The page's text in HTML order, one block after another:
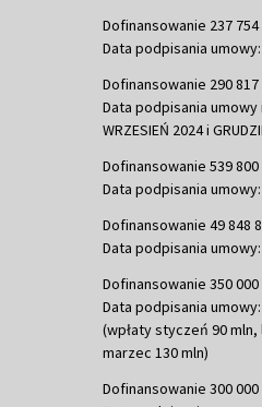
Dofinansowanie 237 754
Data podpisania umowy:
Dofinansowanie 290 817
Data podpisania umowy
WRZESIEŃ 2024 i
Dofinansowanie 539 800
Data podpisania umowy:
Dofinansowanie 49 848
Data podpisania umowy:
Dofinansowanie 350 000
Data podpisania umowy:
(wpłaty styczeń 90 mln,
marzec 130 mln)
Dofinansowanie 300 000